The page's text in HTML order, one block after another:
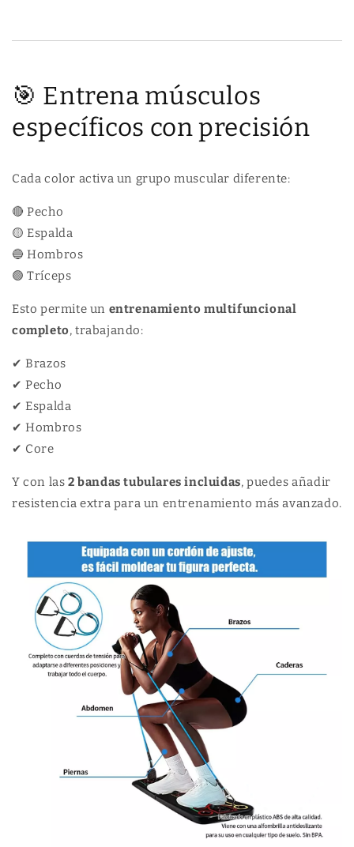
🎯 Entrena músculos
específicos con precisión
Cada color activa un grupo muscular diferente:
🔴 Pecho
🟡 Espalda
🔵 Hombros
🟢 Tríceps
Esto permite un entrenamiento multifuncional
completo, trabajando:
✔ Brazos
✔ Pecho
✔ Espalda
✔ Hombros
✔ Core
Y con las 2 bandas tubulares incluidas, puedes añadir
resistencia extra para un entrenamiento más avanzado.